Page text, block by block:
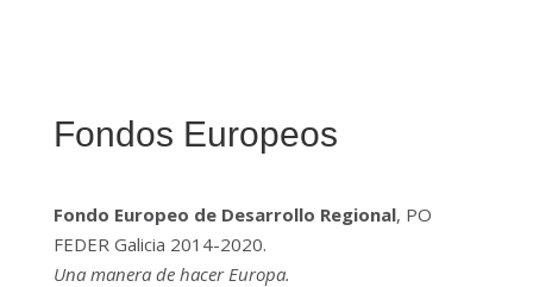
Fondos Europeos
Fondo Europeo de Desarrollo Regional, PO
FEDER Galicia 2014-2020.
Una manera de hacer Europa.